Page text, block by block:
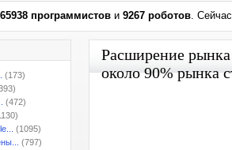
программистов и 9267 роботов.
(173)
(472)
(1095)
(797)
Расширение
около 90% рынка